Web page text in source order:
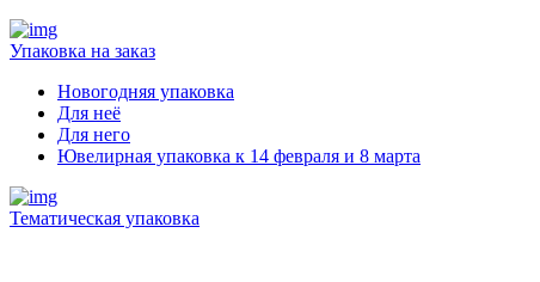
Упаковка на заказ
Новогодняя упаковка
Для неё
Для него
Ювелирная упаковка к 14 февраля и 8 марта
Тематическая упаковка